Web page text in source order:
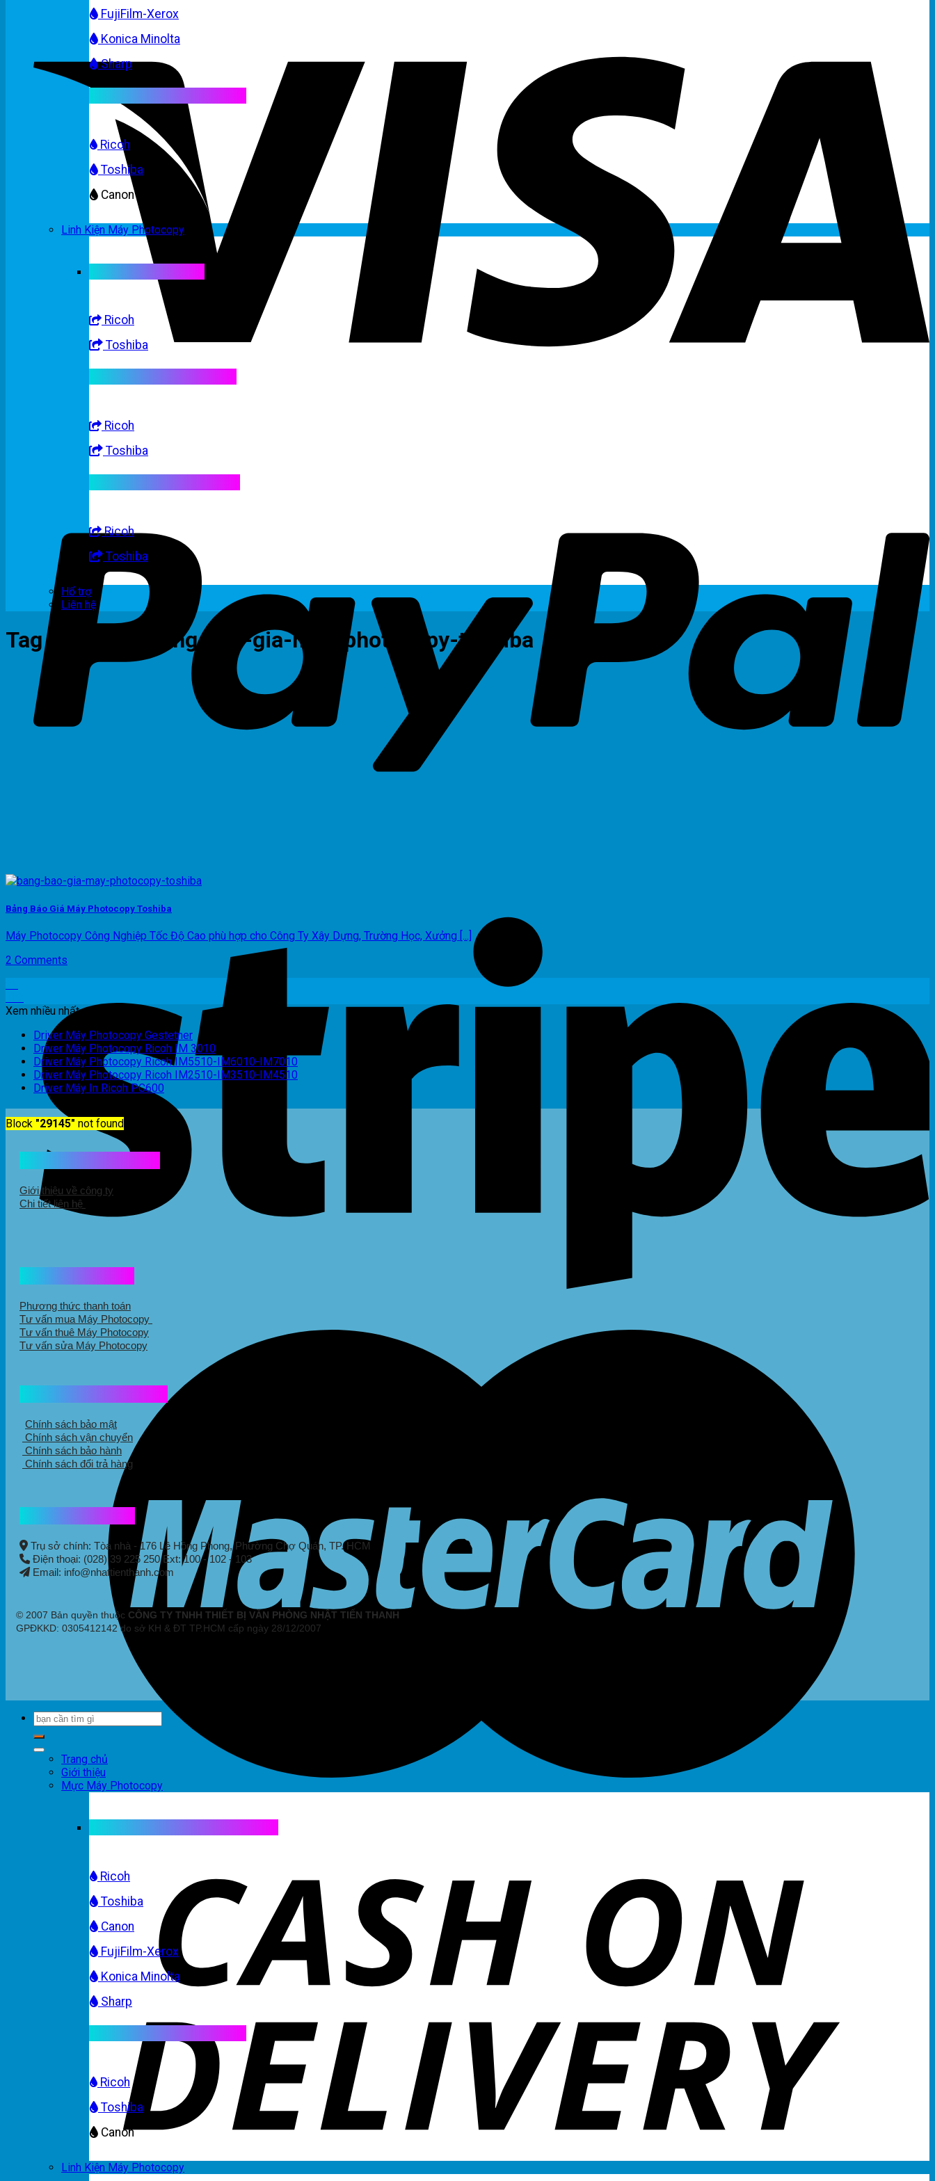
FujiFilm-Xerox
Konica Minolta
Sharp
Ricoh
Toshiba
Canon
Linh Kiện Máy Photocopy
Ricoh
Toshiba
Ricoh
Toshiba
Ricoh
Toshiba
Hổ trợ
Liên hệ
Tag Archives: bang-bao-gia-may-photocopy-toshiba
Bảng Báo Giá Máy Photocopy Toshiba
Máy Photocopy Công Nghiệp Tốc Độ Cao phù hợp cho Công Ty Xây Dựng, Trường Học, Xưởng [...]
2 Comments
Xem nhiều nhất
Driver Máy Photocopy Gestetner
Driver Máy Photocopy Ricoh IM 3010
Driver Máy Photocopy Ricoh IM5510-IM6010-IM7010
Driver Máy Photocopy Ricoh IM2510-IM3510-IM4510
Driver Máy In Ricoh PC600
Block "29145" not found
Giới thiệu về công ty
Chi tiết liên hệ
Phương thức thanh toán
Tư vấn mua Máy Photocopy
Tư vấn thuê Máy Photocopy
Tư vấn sửa Máy Photocopy
Chính sách bảo mật
Chính sách vận chuyển
Chính sách bảo hành
Chính sách đổi trả hàng
Trụ sở chính: Tòa nhà - 176 Lê Hồng Phong,Phường Chợ Quán, TP. HCM
Điện thoại: (028) 39 225 250 Ext: 100 - 102 - 103
Email: info@nhattienthanh.com
© 2007 Bản quyền thuộc CÔNG TY TNHH THIẾT BỊ VĂN PHÒNG NHẬT TIẾN THANH
GPĐKKD: 0305412142 do sở KH & ĐT TP.HCM cấp ngày 28/12/2007
Trang chủ
Giới thiệu
Mực Máy Photocopy
Ricoh
Toshiba
Canon
FujiFilm-Xerox
Konica Minolta
Sharp
Ricoh
Toshiba
Canon
Linh Kiện Máy Photocopy